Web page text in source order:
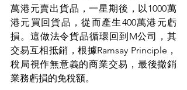
萬港元賣出貨品，一星期後，以1000萬
港元買回貨品，從而產生400萬港元虧
損。這做法令貨品循環回到M公司，其
交易互相抵銷，根據Ramsay Principle，
稅局視作無意義的商業交易，最後撤銷
業務虧損的免稅額。